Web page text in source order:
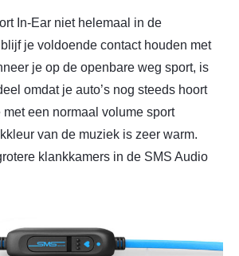
In-Ear niet helemaal in de
je voldoende contact houden met
je op de openbare weg sport, is
omdat je auto’s nog steeds hoort
een normaal volume sport
van de muziek is zeer warm.
klankkamers in de SMS Audio